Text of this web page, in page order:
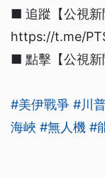
■ 追蹤【公視新
https://t.me/
■ 點擊【公視
#美伊戰爭 #川
海峽 #無人機 #